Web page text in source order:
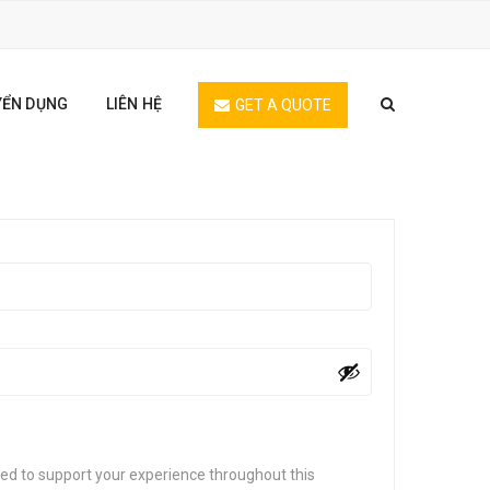
DỤNG LIÊN HỆ GET A QUOTE
to support your experience throughout this